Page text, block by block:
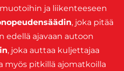
ja liikenteeseen
, joka pitää
edellä ajavaan autoon
, joka auttaa kuljettajaa
myös pitkillä ajomatkoilla